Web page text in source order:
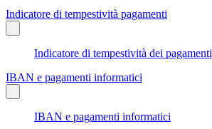
Indicatore di tempestività pagamenti
Indicatore di tempestività dei pagamenti
IBAN e pagamenti informatici
IBAN e pagamenti informatici